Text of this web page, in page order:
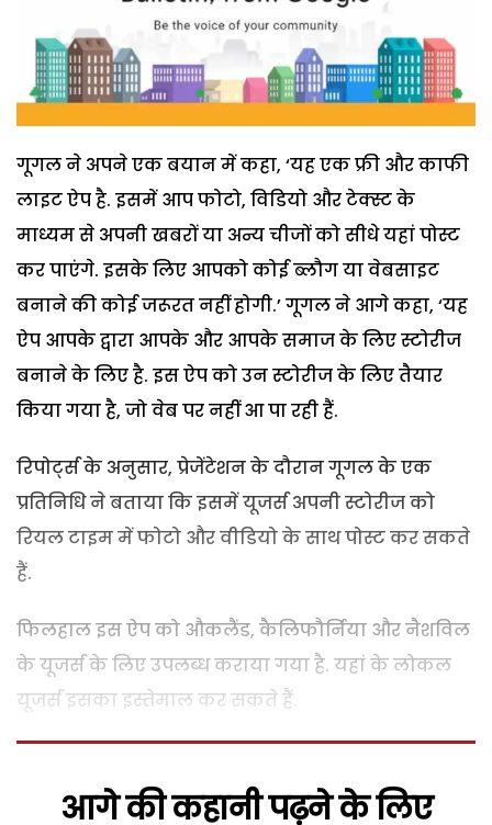
गूगल ने अपने एक बयान में कहा, ‘यह एक फ्री और काफी
लाइट ऐप है. इसमें आप फोटो, विडियो और टेक्स्ट के
माध्यम से अपनी खबरों या अन्य चीजों को सीधे यहां पोस्ट
कर पाएंगे. इसके लिए आपको कोई ब्लौग या वेबसाइट
बनाने की कोई जरूरत नहीं होगी.’ गूगल ने आगे कहा, ‘यह
ऐप आपके द्वारा आपके और आपके समाज के लिए स्टोरीज
बनाने के लिए है. इस ऐप को उन स्टोरीज के लिए तैयार
किया गया है, जो वेब पर नहीं आ पा रही हैं.
रिपोर्ट्स के अनुसार, प्रेजेंटेशन के दौरान गूगल के एक
प्रतिनिधि ने बताया कि इसमें यूजर्स अपनी स्टोरीज को
रियल टाइम में फोटो और वीडियो के साथ पोस्ट कर सकते
हैं.
फिलहाल इस ऐप को औकलैंड, कैलिफौर्निया और नैशविल
के यूजर्स के लिए उपलब्ध कराया गया है. यहां के लोकल
यूजर्स इसका इस्तेमाल कर सकते हैं.
आगे की कहानी पढ़ने के लिए